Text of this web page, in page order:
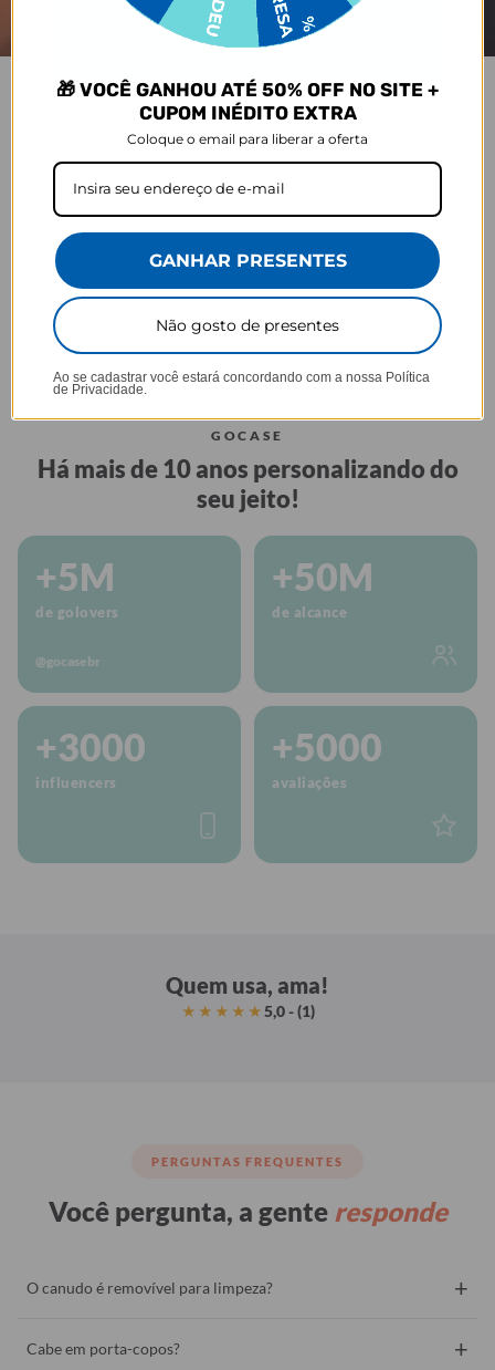
Praticidade que acompanha seu ritmo.
Alça lateral
Tampa anti
vazamento
Perfeita para sua
rotina
GOCASE
Há mais de 10 anos personalizando do
seu jeito!
+5M
de golovers
@gocasebr
+50M
de alcance
+3000
influencers
+5000
avaliações
Quem usa, ama!
★★★★★5,0 - (1)
PERGUNTAS FREQUENTES
Você pergunta, a gente responde
O canudo é removível para limpeza? +
Cabe em porta-copos? +
🎁 VOCÊ GANHOU ATÉ 50% OFF NO SITE +
CUPOM INÉDITO EXTRA
Coloque o email para liberar a oferta
GANHAR PRESENTES
Não gosto de presentes
Ao se cadastrar você estará concordando com a nossa Política
de Privacidade.